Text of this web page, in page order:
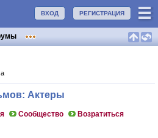
РЕГИСТРАЦИЯ
ВХОД
Актеры
Сообщество Возратиться